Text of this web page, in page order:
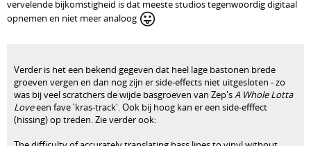
vervelende bijkomstigheid is dat meeste studios tegenwoordig digitaal
opnemen en niet meer analoog 😛
Verder is het een bekend gegeven dat heel lage bastonen brede
groeven vergen en dan nog zijn er side-effects niet uitgesloten - zo
was bij veel scratchers de wijde basgroeven van Zep'sA Whole Lotta
Loveeen fave 'kras-track'. Ook bij hoog kan er een side-efffect
(hissing) op treden. Zie verder ook: